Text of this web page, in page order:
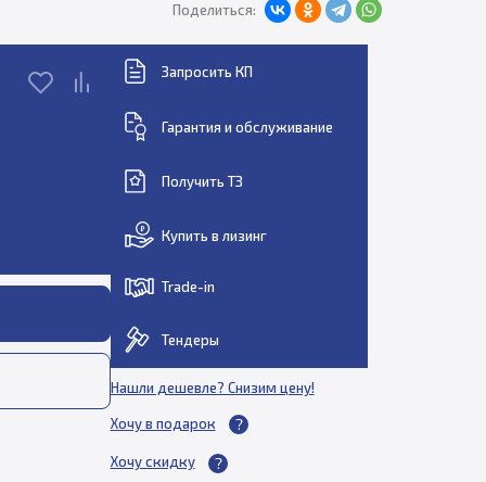
Поделиться:
Запросить КП
Гарантия и обслуживание
Получить ТЗ
Купить в лизинг
Trade-in
Тендеры
Нашли дешевле? Снизим цену!
Хочу в подарок
Хочу скидку